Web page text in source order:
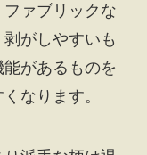
ァブリックな
がしやすいも
があるものを
なります。